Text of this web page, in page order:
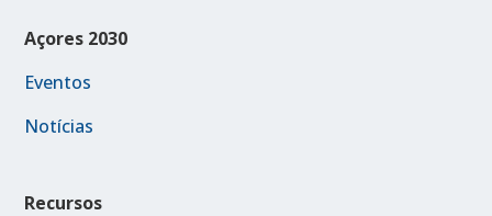
Açores 2030
Eventos
Notícias
Recursos